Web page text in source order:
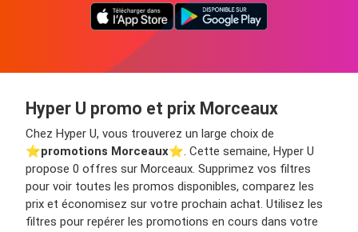
Hyper U promo et prix Morceaux
Chez Hyper U, vous trouverez un large choix de
⭐️promotions Morceaux⭐️. Cette semaine, Hyper U
propose 0 offres sur Morceaux. Supprimez vos filtres
pour voir toutes les promos disponibles, comparez les
prix et économisez sur votre prochain achat. Utilisez les
filtres pour repérer les promotions en cours dans votre